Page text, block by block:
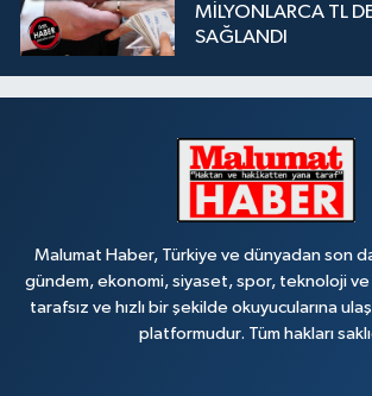
MİLYONLARCA TL
SAĞLANDI
Malumat Haber, Türkiye ve dünyadan son
gündem, ekonomi, siyaset, spor, teknoloji
tarafsız ve hızlı bir şekilde okuyucularına
platformudur. Tüm hakları